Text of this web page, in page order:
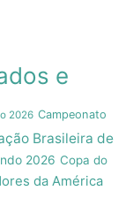
e
2026 Campeonato
Brasileira de
2026 Copa do
da América